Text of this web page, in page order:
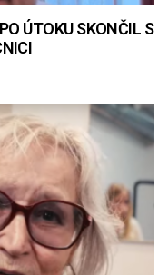
ÚTOKU SKONČIL S